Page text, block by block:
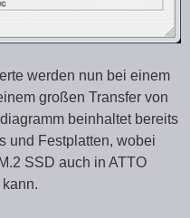
werden nun bei einem
großen Transfer von
beinhaltet bereits
und Festplatten, wobei
SSD auch in ATTO